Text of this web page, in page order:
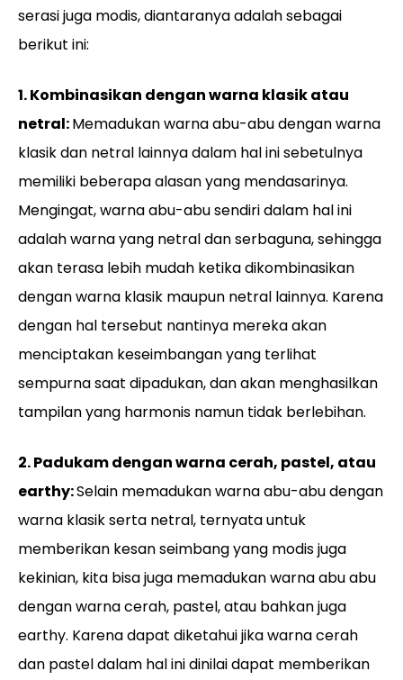
serasi juga modis, diantaranya adalah sebagai
berikut ini:
1. Kombinasikan dengan warna klasik atau
netral:Memadukan warna abu-abu dengan warna
klasik dan netral lainnya dalam hal ini sebetulnya
memiliki beberapa alasan yang mendasarinya.
Mengingat, warna abu-abu sendiri dalam hal ini
adalah warna yang netral dan serbaguna, sehingga
akan terasa lebih mudah ketika dikombinasikan
dengan warna klasik maupun netral lainnya. Karena
dengan hal tersebut nantinya mereka akan
menciptakan keseimbangan yang terlihat
sempurna saat dipadukan, dan akan menghasilkan
tampilan yang harmonis namun tidak berlebihan.
2. Padukam dengan warna cerah, pastel, atau
earthy:Selain memadukan warna abu-abu dengan
warna klasik serta netral, ternyata untuk
memberikan kesan seimbang yang modis juga
kekinian, kita bisa juga memadukan warna abu abu
dengan warna cerah, pastel, atau bahkan juga
earthy. Karena dapat diketahui jika warna cerah
dan pastel dalam hal ini dinilai dapat memberikan